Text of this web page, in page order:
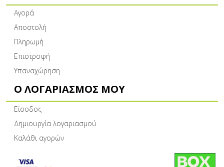
Αγορά
Αποστολή
Πληρωμή
Επιστροφή
Υπαναχώρηση
Ο ΛΟΓΑΡΙΑΣΜΌΣ ΜΟΥ
Είσοδος
Δημιουργία λογαριασμού
Καλάθι αγορών